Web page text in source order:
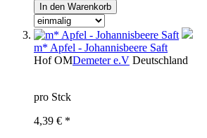
m* Apfel - Johannisbeere Saft
Hof OMDemeter e.V Deutschland
pro Stck
4,39 € *